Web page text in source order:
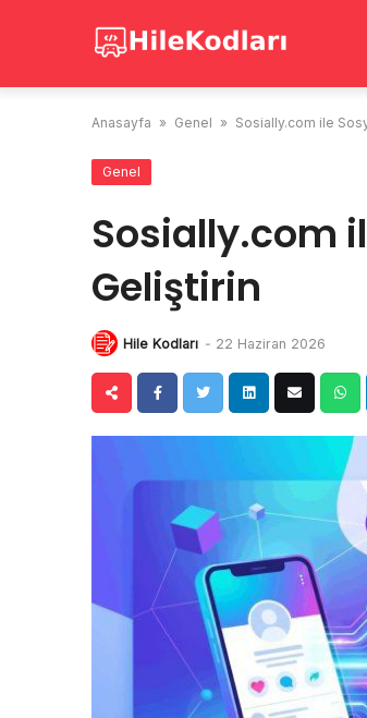
Anasayfa » Genel » Sosially.com ile
Genel
Sosially.com
Geliştirin
Hile Kodları - 22 Haziran 2026